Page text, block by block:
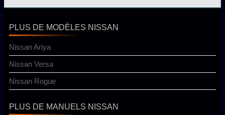
PLUS DE MODÈLES NISSAN
Nissan Ariya
Nissan Versa
Nissan Rogue
PLUS DE MANUELS NISSAN